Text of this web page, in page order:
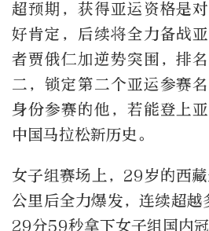
超预期，获得亚运资格是
好肯定，后续将全力备战
者贾俄仁加逆势突围，排
二，锁定第二个亚运参赛
身份参赛的他，若能登上
中国马拉松新历史。
女子组赛场上，29岁的西
公里后全力爆发，连续超
29分59秒拿下女子组国内